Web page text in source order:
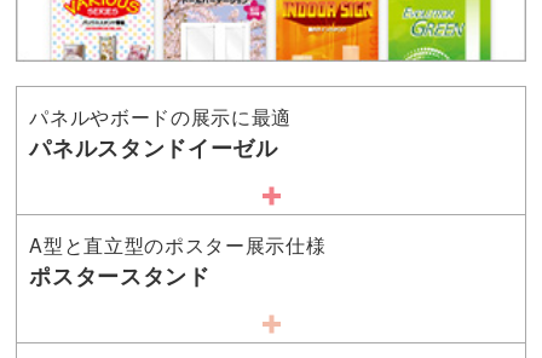
パネルやボードの展示に最適
パネルスタンドイーゼル
A型と直立型のポスター展示仕様
ポスタースタンド